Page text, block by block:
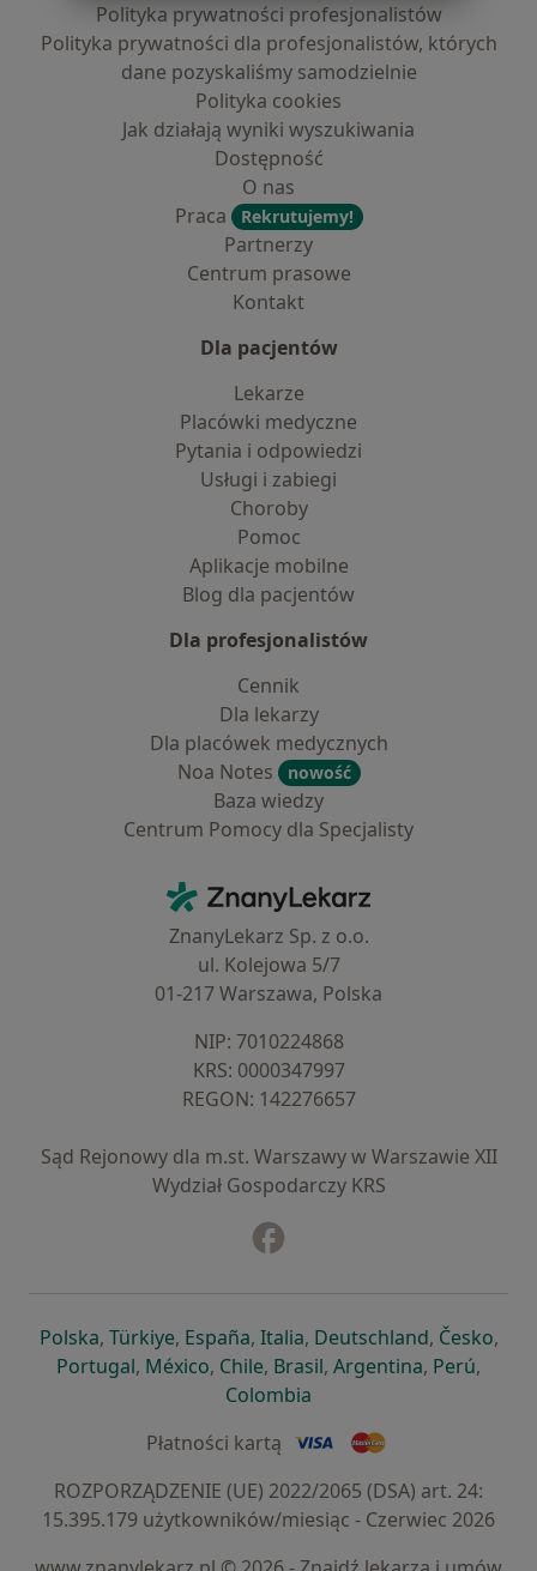
Polityka prywatności profesjonalistów
Polityka prywatności dla profesjonalistów, których
dane pozyskaliśmy samodzielnie
Polityka cookies
Jak działają wyniki wyszukiwania
Dostępność
O nas
Praca
Rekrutujemy!
Partnerzy
Centrum prasowe
Kontakt
Dla pacjentów
Lekarze
Placówki medyczne
Pytania i odpowiedzi
Usługi i zabiegi
Choroby
Pomoc
Aplikacje mobilne
Blog dla pacjentów
Dla profesjonalistów
Cennik
Dla lekarzy
Dla placówek medycznych
Noa Notes
nowość
Baza wiedzy
Centrum Pomocy dla Specjalisty
ZnanyLekarz - Strona główna
ZnanyLekarz Sp. z o.o.
ul. Kolejowa 5/7
01-217 Warszawa, Polska
NIP: ⁠7010224868
KRS: ⁠0000347997
REGON: ⁠142276657
Sąd Rejonowy dla m.st. Warszawy w Warszawie XII
Wydział Gospodarczy KRS
Polskaotwiera się w nowej karcie
, Türkiyeotwiera się w nowej karcie
, Españaotwiera się w nowej karcie
, Italiaotwiera się w nowej
, Deutschlandotwiera się
, Česko,
Portugalotwiera się w nowej karcie
, Méxicootwiera się w nowej karcie
, Chileotwiera się w nowej karcie
, Brasilotwiera się w nowej
, Argentinaotwiera się
, Perú,
Colombia
Płatności kartą
ROZPORZĄDZENIE (UE) 2022/2065 (DSA) art. 24:
15.395.179 użytkowników/miesiąc - Czerwiec 2026